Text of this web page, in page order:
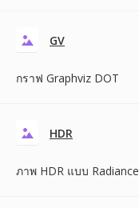
GV
กราฟ Graphviz DOT
HDR
ภาพ HDR แบบ Radiance